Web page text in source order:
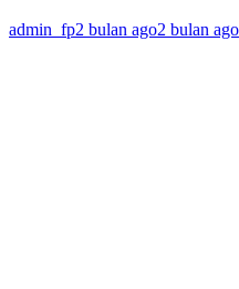
admin_fp2 bulan ago2 bulan ago